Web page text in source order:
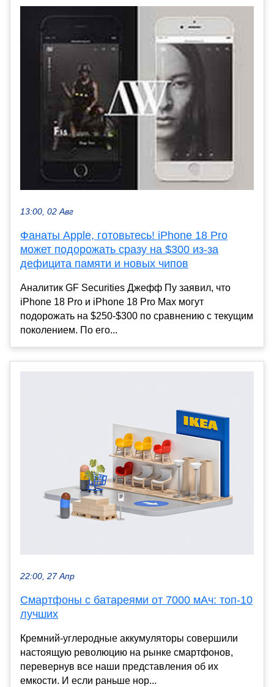
13:00, 02 Авг
Фанаты Apple, готовьтесь! iPhone 18 Pro
может подорожать сразу на $300 из-за
дефицита памяти и новых чипов
Аналитик GF Securities Джефф Пу заявил, что
iPhone 18 Pro и iPhone 18 Pro Max могут
подорожать на $250-$300 по сравнению с текущим
поколением. По его...
22:00, 27 Апр
Смартфоны с батареями от 7000 мАч: топ-10
лучших
Кремний-углеродные аккумуляторы совершили
настоящую революцию на рынке смартфонов,
перевернув все наши представления об их
емкости. И если раньше нор...